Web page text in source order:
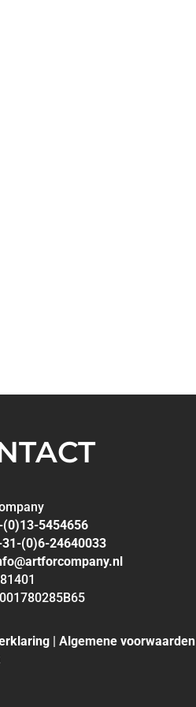
(0)13-5454656
(0)6-24640033
|Algemene voorwaarden